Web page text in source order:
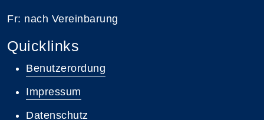
Fr: nach Vereinbarung
Quicklinks
Benutzerordung
Impressum
Datenschutz